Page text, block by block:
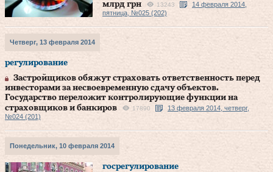
млрд грн
13243
14 февраля 2014,
пятница, №025 (202)
Четверг, 13 февраля 2014
регулирование
Застройщиков обяжут страховать ответственность перед
инвесторами за несвоевременную сдачу объектов.
Государство переложит контролирующие функции на
страховщиков и банкиров
17890
13 февраля 2014, четверг,
№024 (201)
Понедельник, 10 февраля 2014
госрегулирование